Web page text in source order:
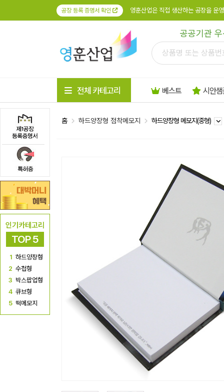
공장 등록 증명서 확인 영훈산업은 직접 생산하는 공장을 운
공공기관
인기카테고리
TOP 5
1 하드양장형
2 수첩형
3 박스팝업형
4 큐브형
5 떡메모지
전체 카테고리 베스트 시안
홈 하드양장형 점착메모지 하드양장형 메모지(중형)